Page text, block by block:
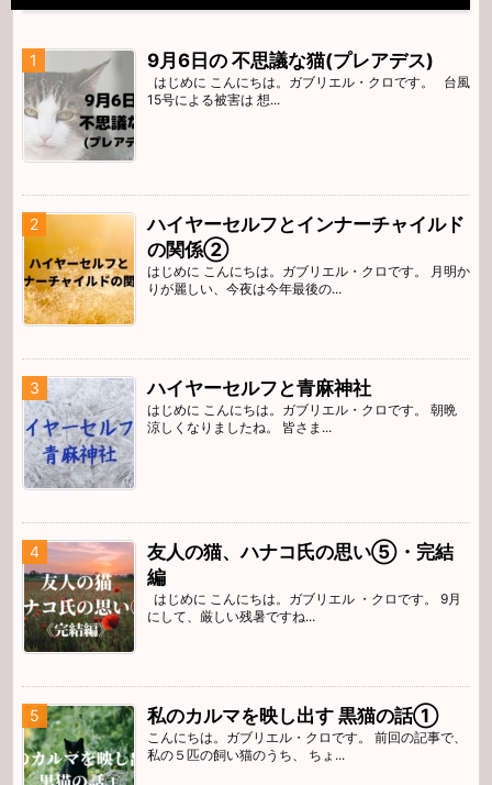
9月6日の 不思議な猫(プレアデス)
はじめに こんにちは。ガブリエル・クロです。 台風
15号による被害は 想...
ハイヤーセルフとインナーチャイルド
の関係②
はじめに こんにちは。ガブリエル・クロです。 月明か
りが麗しい、今夜は今年最後の...
ハイヤーセルフと青麻神社
はじめに こんにちは。ガブリエル・クロです。 朝晩
涼しくなりましたね。 皆さま...
友人の猫、ハナコ氏の思い⑤・完結
編
はじめに こんにちは。ガブリエル ・クロです。 9月
にして、厳しい残暑ですね...
私のカルマを映し出す 黒猫の話①
こんにちは。ガブリエル・クロです。 前回の記事で、
私の５匹の飼い猫のうち、 ちょ...